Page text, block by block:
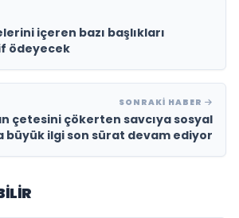
içeren bazı başlıkları
ödeyecek
SONRAKI HABER
çetesini çökerten savcıya sosyal
büyük ilgi son sürat devam ediyor